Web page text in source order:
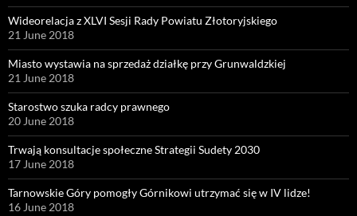
Wideorelacja z XLVI Sesji Rady Powiatu Złotoryjskiego
21 June 2018
Miasto wystawia na sprzedaż działkę przy Grunwaldzkiej
21 June 2018
Starostwo szuka radcy prawnego
20 June 2018
Trwają konsultacje społeczne Strategii Sudety 2030
17 June 2018
Tarnowskie Góry pomogły Górnikowi utrzymać się w IV lidze!
16 June 2018